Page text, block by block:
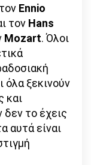
Ennio
τον Hans
Mozart. Όλοι
όλα ξεκινούν
και
δεν το έχεις
αυτά είναι